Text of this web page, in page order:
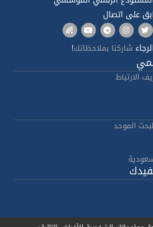
ابق على اتصال
الرجاء شاركنا بملاحظاتك!
الارتباط
الموحد